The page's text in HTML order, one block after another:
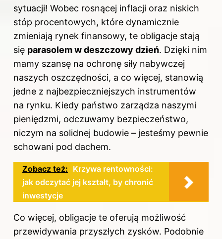
sytuacji! Wobec rosnącej inflacji oraz niskich
stóp procentowych, które dynamicznie
zmieniają rynek finansowy, te obligacje stają
się parasolem w deszczowy dzień. Dzięki nim
mamy szansę na ochronę siły nabywczej
naszych oszczędności, a co więcej, stanowią
jedne z najbezpieczniejszych instrumentów
na rynku. Kiedy państwo zarządza naszymi
pieniędzmi, odczuwamy bezpieczeństwo,
niczym na solidnej budowie – jesteśmy pewnie
schowani pod dachem.
Zobacz też: Krzywa rentowności:
jak odczytać jej kształt, by chronić
inwestycje
Co więcej, obligacje te oferują możliwość
przewidywania przyszłych zysków. Podobnie